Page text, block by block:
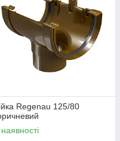
Regenau 125/80